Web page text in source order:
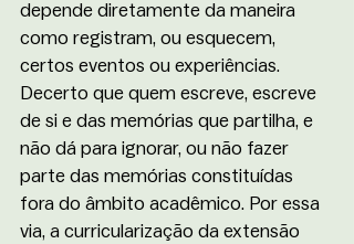
depende diretamente da maneira
como registram, ou esquecem,
certos eventos ou experiências.
Decerto que quem escreve, escreve
de si e das memórias que partilha, e
não dá para ignorar, ou não fazer
parte das memórias constituídas
fora do âmbito acadêmico. Por essa
via, a curricularização da extensão